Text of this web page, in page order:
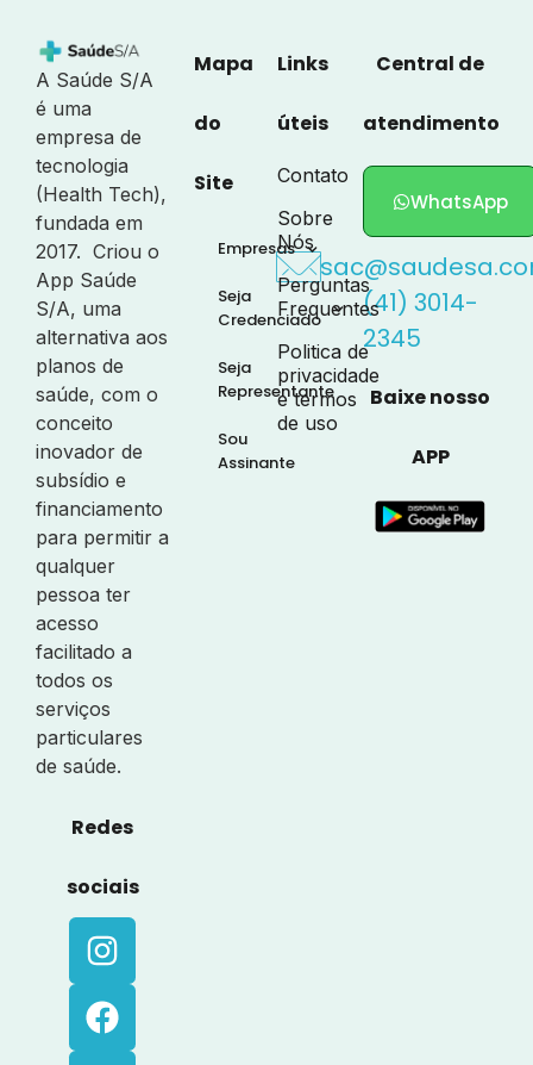
A Saúde S/A
é uma
empresa de
tecnologia
(Health Tech),
fundada em
2017. Criou o
App Saúde
S/A, uma
alternativa aos
planos de
saúde, com o
conceito
inovador de
subsídio e
financiamento
para permitir a
qualquer
pessoa ter
acesso
facilitado a
todos os
serviços
particulares
de saúde.
Redes
sociais
Mapa
do
Site
Empresas
Seja
Credenciado
Seja
Representante
Sou
Assinante
Links
úteis
Contato
Sobre
Nós
Perguntas
Frequentes
Politica de
privacidade
e termos
de uso
Central de
atendimento
WhatsApp
(41) 3014-
2345
Baixe nosso
APP